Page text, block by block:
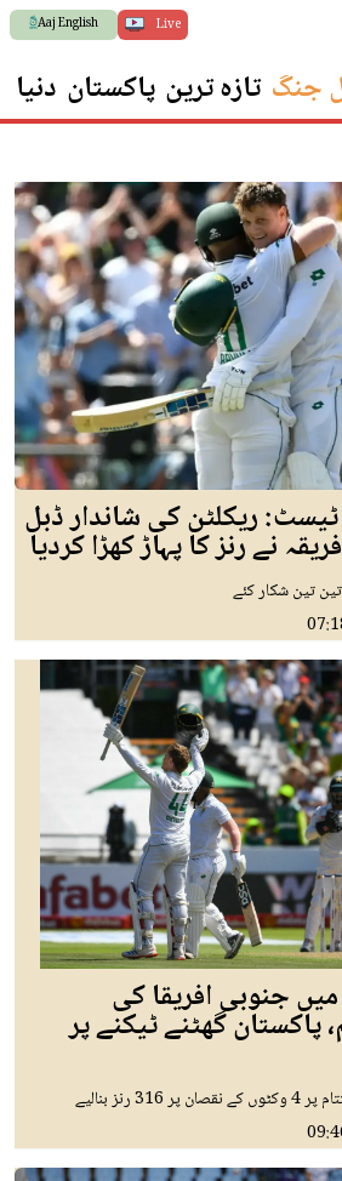
Live
Aaj English
جنگ تازہ ترین پاکستان دنیا
ریکلٹن کی شاندار ڈبل
نے رنز کا پہاڑ کھڑا کردیا
تین شکار کئے
جنوبی افریقا کی
گھٹنے ٹیکنے پر
بنالیے